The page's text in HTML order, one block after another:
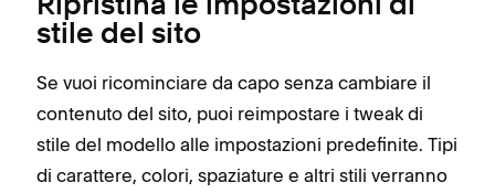
Ripristina le impostazioni di
stile del sito
Se vuoi ricominciare da capo senza cambiare il
contenuto del sito, puoi reimpostare i tweak di
stile del modello alle impostazioni predefinite. Tipi
di carattere, colori, spaziature e altri stili verranno